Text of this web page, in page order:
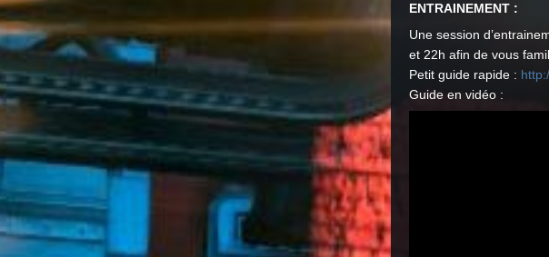
ENTRAINEMENT :
Une session
et 22h afin de vous
Petit guide rapide :
Guide en vidéo :